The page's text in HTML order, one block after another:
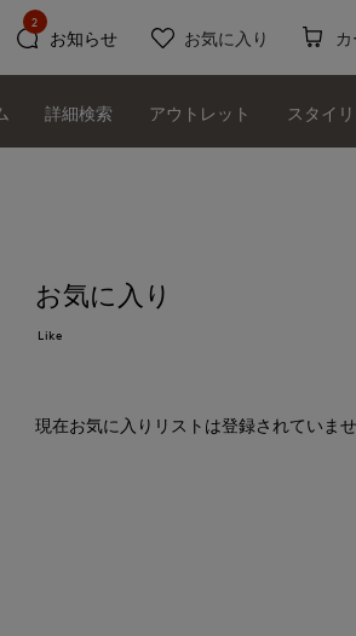
お知らせ
2
お気に入り
詳細検索 アウトレット スタイ
お気に入り
Like
現在お気に入りリストは登録されていませ